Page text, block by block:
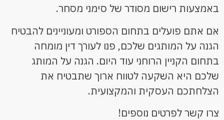
באמצעות רישום מסודר של סימני מסחר.
אם אתם פועלים בתחום הספורט ומעוניינים להבטיח
הגנה על המותגים שלכם, פנו לעורך דין מומחה
בתחום הקניין הרוחני עוד היום. הגנה על המותג
שלכם היא השקעה לטווח ארוך שתבטיח את
הצלחתכם העסקית והמקצועית.
צרו קשר לפרטים נוספים!